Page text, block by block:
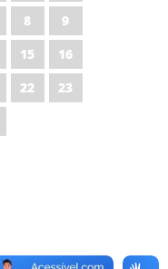
8
9
15
16
22
23